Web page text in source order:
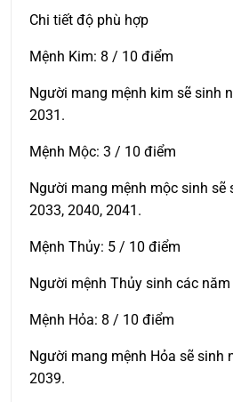
Chi tiết độ phù hợp
Mệnh Kim: 8 / 10 điểm
Người mang mệnh kim sẽ sinh
2031.
Mệnh Mộc: 3 / 10 điểm
Người mang mệnh mộc sinh sẽ
2033, 2040, 2041.
Mệnh Thủy: 5 / 10 điểm
Người mệnh Thủy sinh các
Mệnh Hỏa: 8 / 10 điểm
Người mang mệnh Hỏa sẽ sinh
2039.